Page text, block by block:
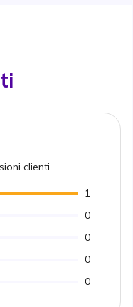
clienti
1
0
0
0
0